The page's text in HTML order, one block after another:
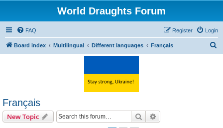
World Draughts Forum
FAQ Login
Register
Board index Multilingual Different languages Français
Français
New Topic Search